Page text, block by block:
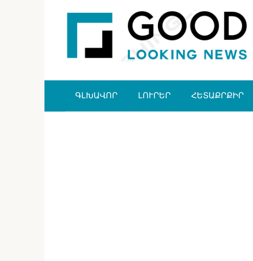
ԳԼԽԱՎՈՐ ԼՈՒՐԵՐ ՀԵՏԱՔՐՔԻՐ